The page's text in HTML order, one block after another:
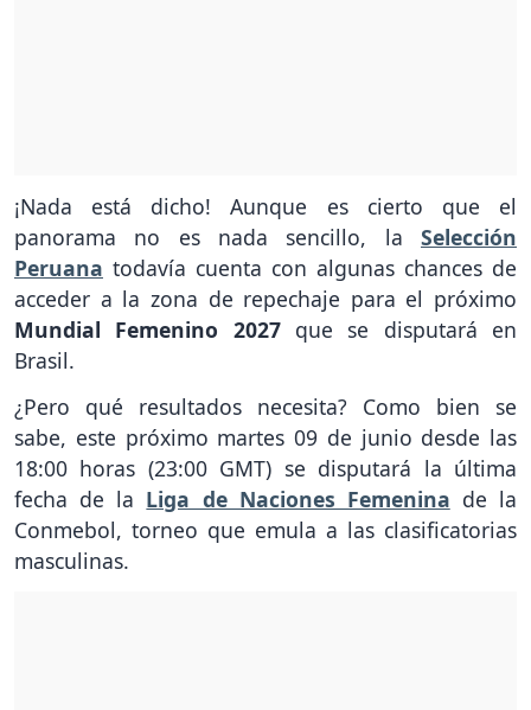
¡Nada está dicho! Aunque es cierto que el
panorama no es nada sencillo, la Selección
Peruana todavía cuenta con algunas chances de
acceder a la zona de repechaje para el próximo
Mundial Femenino 2027que se disputará en
Brasil.
¿Pero qué resultados necesita? Como bien se
sabe, este próximo martes 09 de junio desde las
18:00 horas (23:00 GMT) se disputará la última
fecha de la Liga de Naciones Femenina de la
Conmebol, torneo que emula a las clasificatorias
masculinas.